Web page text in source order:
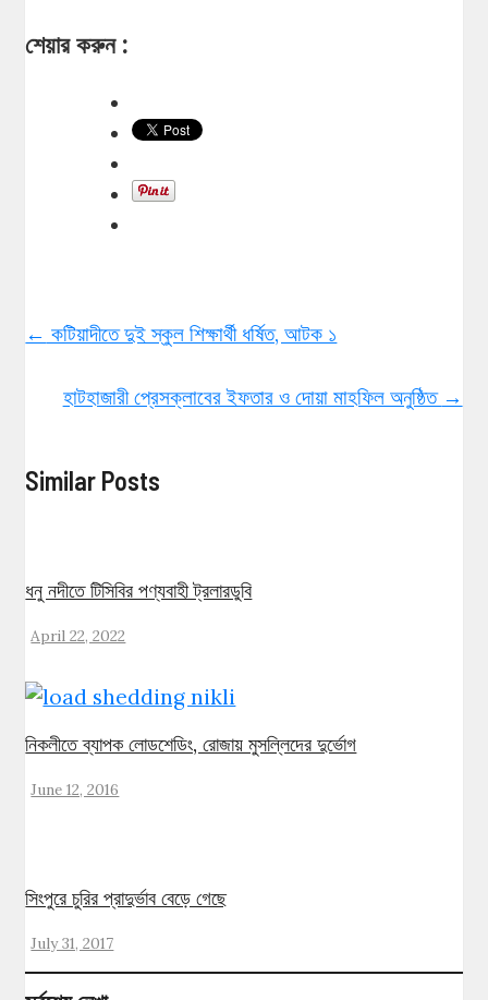
শেয়ার করুন :
← কটিয়াদীতে দুই স্কুল শিক্ষার্থী ধর্ষিত, আটক ১
হাটহাজারী প্রেসক্লাবের ইফতার ও দোয়া মাহফিল অনুষ্ঠিত →
Similar Posts
ধনু নদীতে টিসিবির পণ্যবাহী ট্রলারডুবি
April 22, 2022
নিকলীতে ব্যাপক লোডশেডিং, রোজায় মুসল্লিদের দুর্ভোগ
June 12, 2016
সিংপুরে চুরির প্রাদুর্ভাব বেড়ে গেছে
July 31, 2017